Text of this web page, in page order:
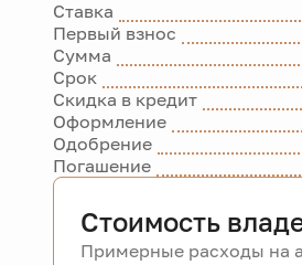
Ставка
Первый взнос
Сумма
Срок
Скидка в кредит
Оформление
Одобрение
Погашение
Стоимость
Примерные расходы на